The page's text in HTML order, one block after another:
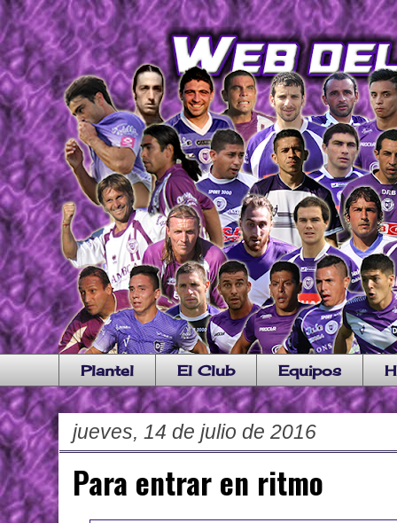
Plantel El Club Equipos
jueves, 14 de julio de 2016
Para entrar en ritmo